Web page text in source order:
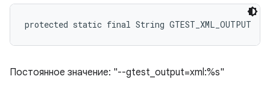
protected static final String GTEST_XML_OUTPUT
Постоянное значение: "--gtest_output=xml:%s"